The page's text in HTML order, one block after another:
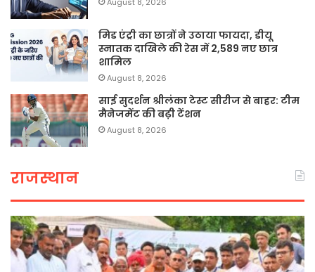
मिड एंट्री का छात्रों ने उठाया फायदा, डीयू
स्नातक दाखिले की रेस में 2,589 नए छात्र
शामिल
August 8, 2026
साई सुदर्शन श्रीलंका टेस्ट सीरीज से बाहर: टीम
मैनेजमेंट की बढ़ी टेंशन
August 8, 2026
राजस्थान